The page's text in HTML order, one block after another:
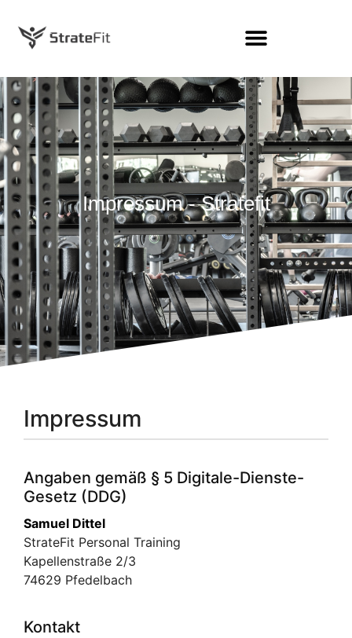
Impressum - Stratefit
Impressum
Angaben gemäß § 5 Digitale-Dienste-
Gesetz (DDG)
Samuel Dittel
StrateFit Personal Training
Kapellenstraße 2/3
74629 Pfedelbach
Kontakt